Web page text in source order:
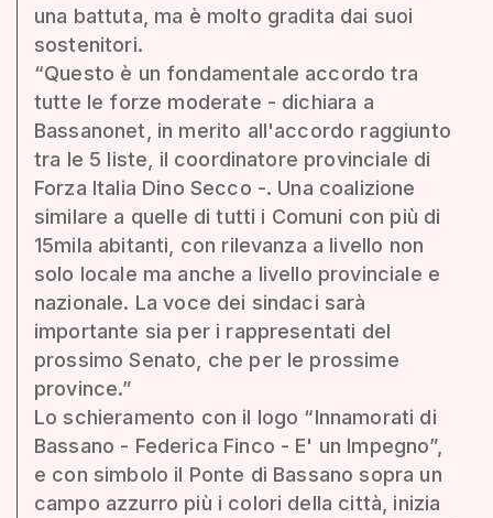
una battuta, ma è molto gradita dai suoi
sostenitori.
“Questo è un fondamentale accordo tra
tutte le forze moderate - dichiara a
Bassanonet, in merito all'accordo raggiunto
tra le 5 liste, il coordinatore provinciale di
Forza Italia Dino Secco -. Una coalizione
similare a quelle di tutti i Comuni con più di
15mila abitanti, con rilevanza a livello non
solo locale ma anche a livello provinciale e
nazionale. La voce dei sindaci sarà
importante sia per i rappresentati del
prossimo Senato, che per le prossime
province.”
Lo schieramento con il logo “Innamorati di
Bassano - Federica Finco - E' un Impegno”,
e con simbolo il Ponte di Bassano sopra un
campo azzurro più i colori della città, inizia